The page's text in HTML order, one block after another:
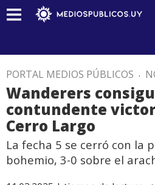
PORTAL MEDIOS PÚBLICOS .
Wanderers
contundente
Cerro Largo
La fecha 5 se cerró con la
bohemio, 3-0 sobre el